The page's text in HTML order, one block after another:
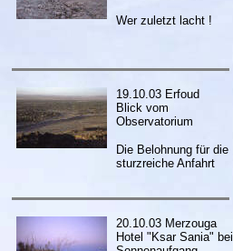
Wer zuletzt lacht !
19.10.03 Erfoud
Blick vom
Observatorium
Die Belohnung für die
sturzreiche Anfahrt
20.10.03 Merzouga
Hotel "Ksar Sania" bei